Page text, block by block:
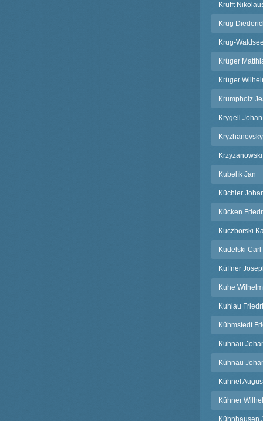
Krufft
Krug
Krug-
Krüger
Krüger
Krumpholz
Krygell
Kubelík Jan
Küchler
Kücken
Kuczborski
Kudelski
Küffner
Kuhe Wilhelm
Kuhlau
Kühmstedt
Kuhnau
Kühnau
Kühnel
Kühner
Kühnhausen